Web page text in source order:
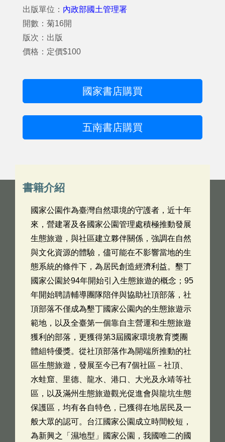
出版單位： 內政部國土管理署
開數：菊16開
版次：出版
價格：定價$100
國家書店購買
五南書店購買
書籍介紹
國家公園作為臺灣自然環境的守護者，近十年
來，營建署及各國家公園管理處積極推動發展
生態旅遊，與社區建立夥伴關係，強調在自然
與文化資源的體驗，儘可能在不影響當地的生
態系統的條件下，為居民創造經濟利益。墾丁
國家公園於94年開始引入生態旅遊的概念；95
年開始聘請輔導團隊陪伴與協助社頂部落，社
頂部落不僅成為墾丁國家公園內的生態旅遊示
範地，以及全臺第一個靠自主營運和生態旅遊
獲利的部落，更獲得第3屆國家環境教育獎團
體組特優獎。從社頂部落作為開端所推動的社
區生態旅遊，發展至今已有7個社區－社頂、
水蛙窟、里德、龍水、港口、大光及永靖等社
區，以及滿州生態旅遊觀光促進會與龍坑生態
保護區，均有各自特色，已獲得在地居民及一
般大眾的認可。台江國家公園成立時間較短，
為新興之「濕地型」國家公園，我國唯二的國